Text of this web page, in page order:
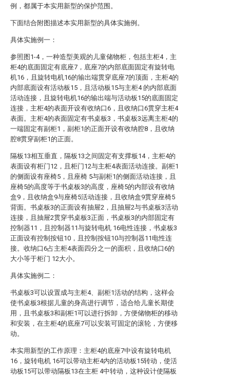
例，都属于本实用新型的保护范围。
下面结合附图描述本实用新型的具体实施例。
具体实施例一：
参照图1-4，一种造型美观的儿童储物柜，包括主柜4，主
柜4的底面固定有底座7，底座7的内部底面固定有旋转电
机16，且旋转电机16的输出端贯穿底座7的顶面，主柜4的
内部底面设有活动板15，且活动板15与主柜4 的内部底面
活动连接，且旋转电机16的输出端与活动板15的底面固定
连接，主柜4的表面开设有收纳口6，且收纳口6贯穿主柜4
表面。主柜4的表面固定有书桌板3，书桌板3远离主柜4的
一端固定有副柜1，副柜1的正面开设有收纳腔8，且收纳
腔8贯穿副柜1的正面。
隔板13相互垂直，隔板13之间固定有支撑板14，主柜4的
表面设有柜门12，且柜门12与主柜4表面活动连接。副柜1
的侧面设有座椅5，且座椅 5与副柜1的侧面活动连接，且
座椅5的高度等于书桌板3的高度，座椅5的内部设有收纳
盒9，且收纳盒9与座椅5活动连接，且收纳盒9贯穿座椅5
背面。书桌板3的正面设有抽屉2，且抽屉2与书桌板3活动
连接，且抽屉2贯穿书桌板3正面，书桌板3的内部固定有
控制器11，且控制器11与旋转电机 16电性连接，书桌板3
正面设有控制按钮10，且控制按钮10与控制器11电性连
接。收纳口6占主柜4表面四分之一的面积，且收纳口6的
大小等于柜门 12大小。
具体实施例二：
书桌板3可以设置成与主柜4、副柜1活动的结构，这样会
使书桌板3根据儿童的身高进行调节，适合给儿童长期使
用，且书桌板3和副柜1可以进行拆卸，方便储物柜的移动
和安装，在主柜4的底座7可以安装可固定的滚轮，方便移
动。
本实用新型的工作原理：主柜4的底座7中设有旋转电机
16，旋转电机 16可以带动主柜4内的活动板15转动，使活
动板15可以带动隔板13在主柜 4中转动，这种设计使隔板